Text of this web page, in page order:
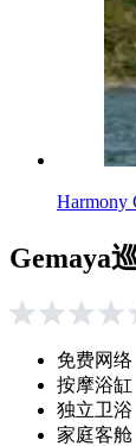
Harmony
Gemaya
免费网络
按摩浴缸
独立卫浴
家庭客舱